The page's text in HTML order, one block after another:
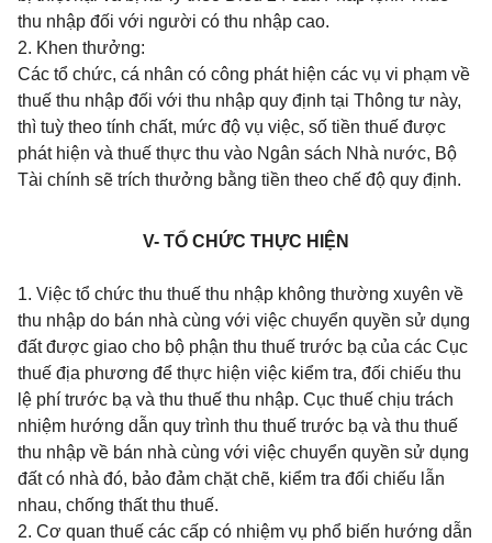
thu nhập đối với người có thu nhập cao.
2. Khen thưởng:
Các tổ chức, cá nhân có công phát hiện các vụ vi phạm về
thuế thu nhập đối với thu nhập quy định tại Thông tư này,
thì tuỳ theo tính chất, mức độ vụ việc, số tiền thuế được
phát hiện và thuế thực thu vào Ngân sách Nhà nước, Bộ
Tài chính sẽ trích thưởng bằng tiền theo chế độ quy định.
V- TỔ CHỨC THỰC HIỆN
1. Việc tổ chức thu thuế thu nhập không thường xuyên về
thu nhập do bán nhà cùng với việc chuyển quyền sử dụng
đất được giao cho bộ phận thu thuế trước bạ của các Cục
thuế địa phương để thực hiện việc kiểm tra, đối chiếu thu
lệ phí trước bạ và thu thuế thu nhập. Cục thuế chịu trách
nhiệm hướng dẫn quy trình thu thuế trước bạ và thu thuế
thu nhập về bán nhà cùng với việc chuyển quyền sử dụng
đất có nhà đó, bảo đảm chặt chẽ, kiểm tra đối chiếu lẫn
nhau, chống thất thu thuế.
2. Cơ quan thuế các cấp có nhiệm vụ phổ biến hướng dẫn